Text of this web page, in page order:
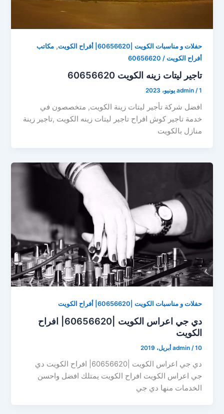
حفلات و مناسبات الكويت |60656620| أفراح الكويت ,مكاتب
أفراح الكويت / 60656620
تاجير ليتات زينه الكويت 60656620
admin /1 يونيو، 2023
افضل شركة تأجير ليتات زينة الكويت, متخصصون في
خدمة تاجير كوش افراح تاجير ليتات زينه الكويت ,تاجير زينة
منازل بالكويت
حفلات و مناسبات الكويت |60656620| أفراح الكويت
دي جي اعراس الكويت |60656620| افراح
الكويت
admin /10 أبريل، 2019
دي جي اعراس الكويت |60656620| افراح الكويت دي
جي اعراس الكويت افراح الكويت يمتلك افضل واحسن
الخدمات منها دي جي